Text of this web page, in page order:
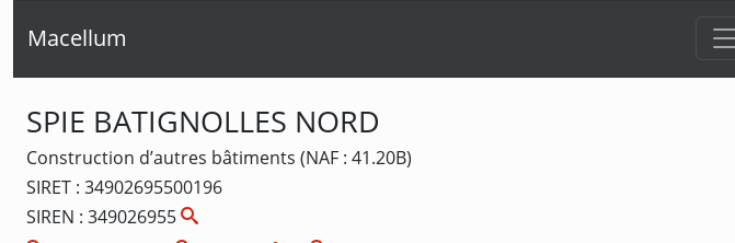
Macellum
SPIE BATIGNOLLES NORD
Construction d’autres bâtiments (NAF : 41.20B)
SIRET : 34902695500196
SIREN : 349026955